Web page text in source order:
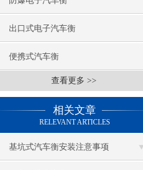
出口式电子汽车衡
便携式汽车衡
查看更多 >>
相关文章
RELEVANT ARTICLES
基坑式汽车衡安装注意事项